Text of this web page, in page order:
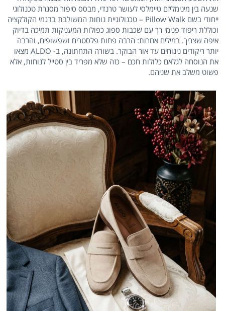
שנעה בין מינימליזם טיימלסי לעושר טרנדי, מבסס סיפור מסגרת טכנולוגי
ייחודי בשם Pillow Walk – טכנולוגיית נוחות המשולבת בדגמי הקולקציה
וכוללת ריפוד פנימי רך עם שכבות ספוג כפולות המעניקות תמיכה בדיוק
איפה שצריך. במילים אחרות: הרבה פחות פלסטרים ושפשופים, והרבה
יותר ריקודים נינוחים עד אור הבוקר. בשורה התחתונה, ב- ALDO מצאו
את הנוסחה לגלאם כלולות חכם – כזה שלא מפריד בין סטייל לנוחות, אלא
פשוט משלב את שניהם.